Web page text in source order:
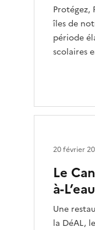
Protégez,
îles de
période
scolaires
Le
à-L’eau
Une
la DéAL,
20 février